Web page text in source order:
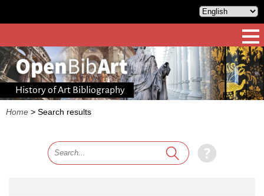
History of Art Bibliography
Home > Search results